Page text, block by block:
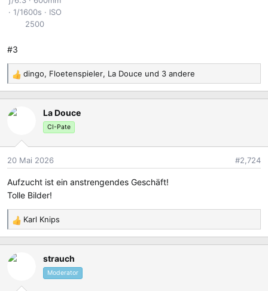
1/1600s
ISO
2500
#3
R
e
a
k
o
n
n
:
dingo, Floetenspieler, La Douce und 3 andere
La Douce
CI-Pate
20 Mai 2026 #2,724
Aufzucht ist ein anstrengendes Geschäft!
Tolle Bilder!
R
e
a
k
Karl Knips
strauch
Moderator